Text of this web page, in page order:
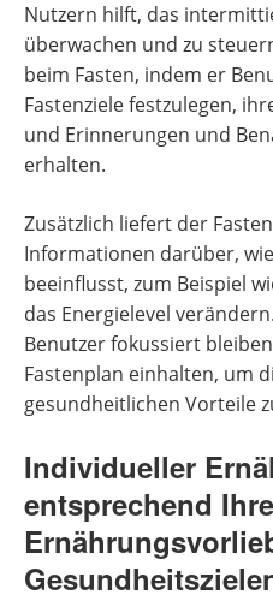
Nutzern hilft, das
überwachen und zu
beim Fasten, indem er
Fastenziele festzulegen,
und Erinnerungen und
erhalten.
Zusätzlich liefert der
Informationen darüber,
beeinflusst, zum Beispiel
das Energielevel
Benutzer fokussiert
Fastenplan einhalten, um
gesundheitlichen Vorteile
Individueller
entsprechend